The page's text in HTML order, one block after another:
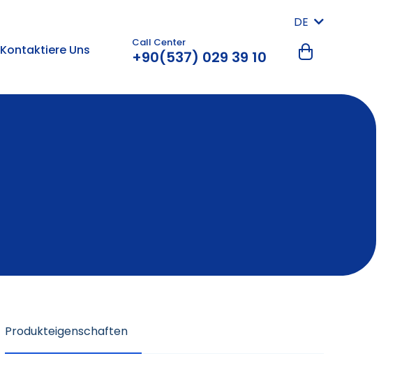
DE
Kontaktiere Uns Call Center
+90(537) 029 39 10
Produkteigenschaften